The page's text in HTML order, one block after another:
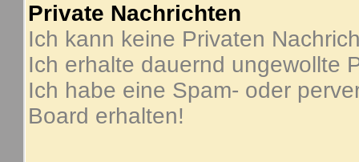
Private Nachrichten
Ich kann keine Privaten
Ich erhalte dauernd ungewollte
Ich habe eine Spam- oder
Board erhalten!